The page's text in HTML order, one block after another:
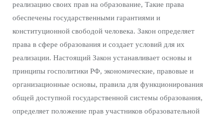
реализацию своих прав на образование, Такие права
обеспечены государственными гарантиями и
конституционной свободой человека. Закон определяет
права в сфере образования и создает условий для их
реализации. Настоящий Закон устанавливает основы и
принципы госполитики РФ, экономические, правовые и
организационные основы, правила для функционирования
общей доступной государственной системы образования,
определяет положение прав участников образовательной